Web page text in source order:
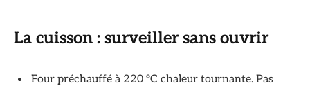
La cuisson : surveiller sans ouvrir
Four préchauffé à 220 °C chaleur tournante. Pas